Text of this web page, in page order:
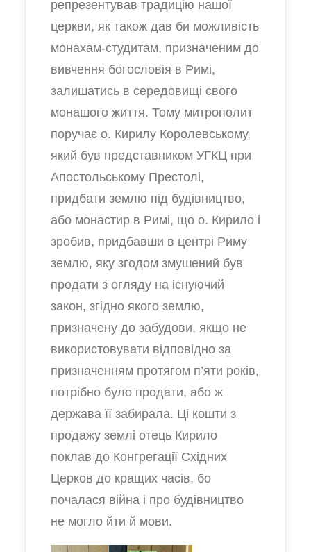
репрезентував традицію нашої
церкви, як також дав би можливість
монахам-студитам, призначеним до
вивчення богословія в Римі,
залишатись в середовищі свого
монашого життя. Тому митрополит
поручає о. Кирилу Королевському,
який був представником УГКЦ при
Апостольському Престолі,
придбати землю під будівництво,
або монастир в Римі, що о. Кирило і
зробив, придбавши в центрі Риму
землю, яку згодом змушений був
продати з огляду на існуючий
закон, згідно якого землю,
призначену до забудови, якщо не
використовувати відповідно за
призначенням протягом п’яти років,
потрібно було продати, або ж
держава її забирала. Ці кошти з
продажу землі отець Кирило
поклав до Конгрегації Східних
Церков до кращих часів, бо
почалася війна і про будівництво
не могло йти й мови.